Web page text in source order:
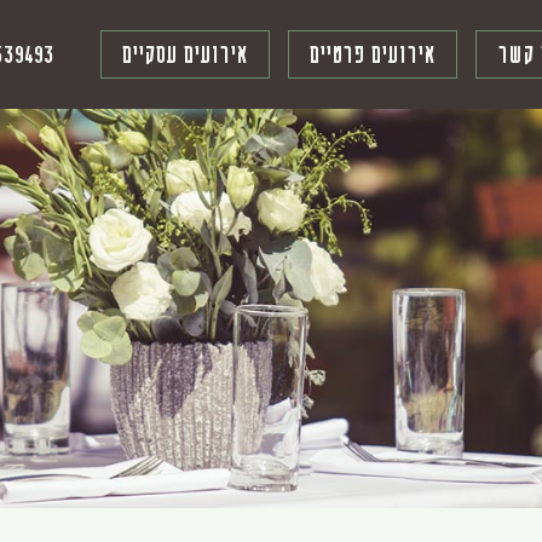
קשר אירועים פרטיים אירועים עסקיים